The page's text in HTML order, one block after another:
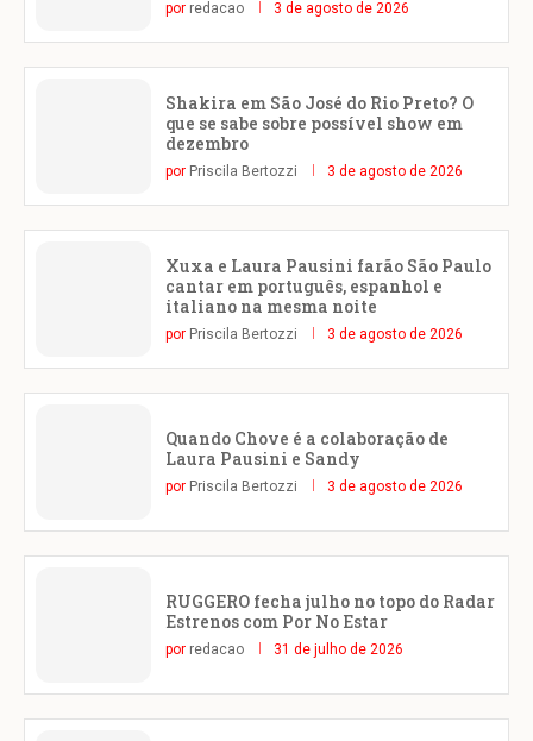
por redacao 3 de agosto de 2026
Shakira em São José do Rio Preto? O
que se sabe sobre possível show em
dezembro
por Priscila Bertozzi 3 de agosto de 2026
Xuxa e Laura Pausini farão São Paulo
cantar em português, espanhol e
italiano na mesma noite
por Priscila Bertozzi 3 de agosto de 2026
Quando Chove é a colaboração de
Laura Pausini e Sandy
por Priscila Bertozzi 3 de agosto de 2026
RUGGERO fecha julho no topo do Radar
Estrenos com Por No Estar
por redacao 31 de julho de 2026